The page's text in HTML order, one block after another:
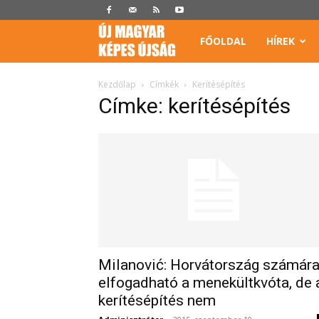
Képes
Újság
FŐOLDAL HÍREK
Kezdőlap Címkék Kerítésépítés
Címke: kerítésépítés
Milanović: Horvátország számára
elfogadható a menekültkvóta, de
kerítésépítés nem